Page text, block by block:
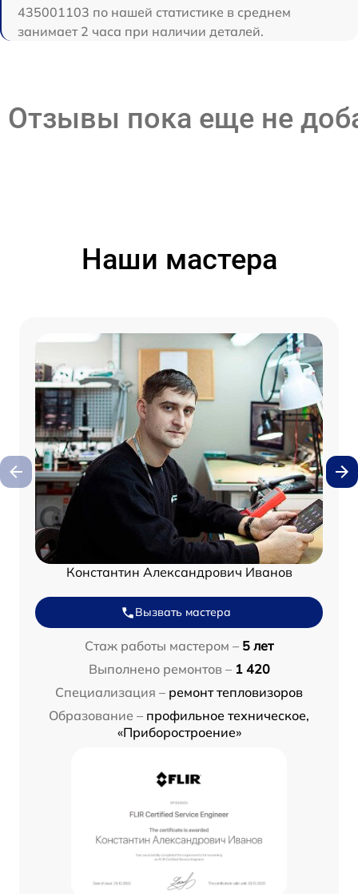
435001103 по нашей статистике в среднем
занимает 2 часа при наличии деталей.
Отзывы пока еще не
Наши мастера
Константин Александрович Иванов
Вызвать мастера
Стаж работы мастером – 5 лет
Выполнено ремонтов – 1 420
Специализация – ремонт тепловизоров
Образование – профильное техническое,
«Приборостроение»